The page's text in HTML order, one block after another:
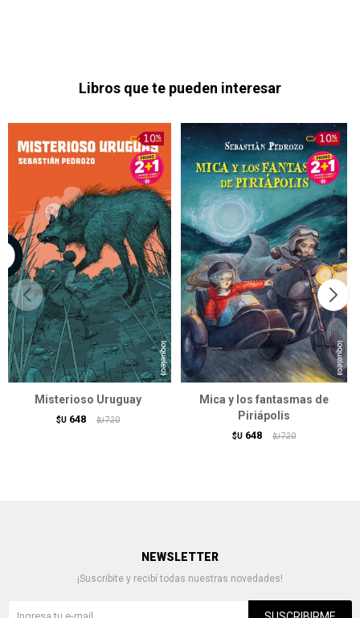
Libros que te pueden interesar
Misterioso Uruguay
$U 648 $U 720
Mica y los fantasmas de
Piriápolis
$U 648 $U 720
NEWSLETTER
¡Suscribite y recibí todas nuestras novedades!